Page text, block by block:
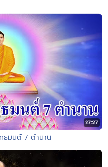
มนต์ 7 ตำนาน